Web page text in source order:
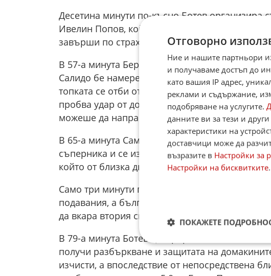
Десетина минути по-късно Ботев организира
Ивелин Попов, който пусна пас към Самюел
завърши по страхотен начин, за да удвои
В 57-а минута Берое организира чудесна
Салидо бе намерен в наказателното поле и
топката се отби от лявата греда на Ханс
пробва удар от добра ситуация, но Мота
можеше да направи добавка и да отбележи,
В 65-а минута Самюел Акере получи
съперника и се измъкна от засада, като
който от близка дистанция нямаше проблеми
Само три минути по-късно Ивелин Попов и
подавания, а българинът накрая търкулна с
да вкара втория си гол в мача - 4:0 за Ботев
В 79-а минута Ботев центрира топката в
получи разбъркване и защитата на
изчисти, а впоследствие от непосредствена
Отговорно
Ние и нашите партньори
и получаваме достъп до
като вашия IP адрес,
реклами и съдържание,
подобряване на услугите.
данните ви за тези и
характеристики на
доставчици може да
възразите в Настройки за
Настройки на бисквитките.
ПОКАЖЕТЕ